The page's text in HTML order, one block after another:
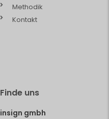
Methodik
Kontakt
Finde uns
insign gmbh